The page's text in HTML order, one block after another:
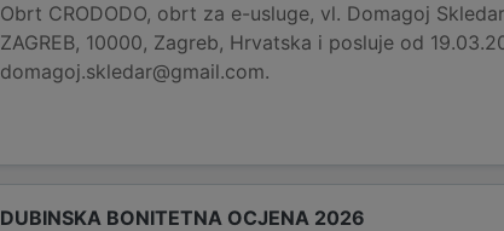
Obrt CRODODO, obrt za e-usluge, vl. Domagoj
ZAGREB, 10000, Zagreb, Hrvatska i posluje od
domagoj.skledar@gmail.com.
DUBINSKA BONITETNA OCJENA 2026